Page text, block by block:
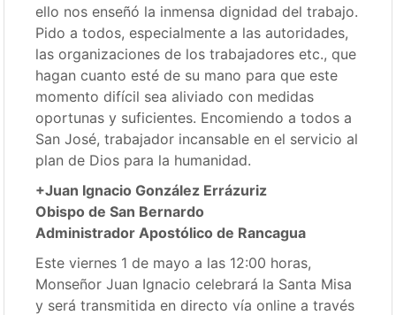
ello nos enseñó la inmensa dignidad del trabajo.
Pido a todos, especialmente a las autoridades,
las organizaciones de los trabajadores etc., que
hagan cuanto esté de su mano para que este
momento difícil sea aliviado con medidas
oportunas y suficientes. Encomiendo a todos a
San José, trabajador incansable en el servicio al
plan de Dios para la humanidad.
+Juan Ignacio González Errázuriz
Obispo de San Bernardo
Administrador Apostólico de Rancagua
Este viernes 1 de mayo a las 12:00 horas,
Monseñor Juan Ignacio celebrará la Santa Misa
y será transmitida en directo vía online a través